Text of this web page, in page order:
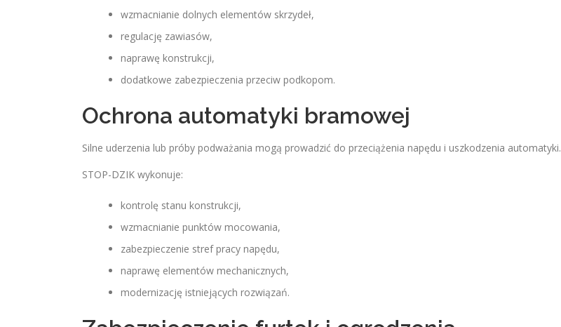
wzmacnianie dolnych elementów skrzydeł,
regulację zawiasów,
naprawę konstrukcji,
dodatkowe zabezpieczenia przeciw podkopom.
Ochrona automatyki bramowej
Silne uderzenia lub próby podważania mogą prowadzić do przeciążenia napędu i uszkodzenia automatyki.
STOP-DZIK wykonuje:
kontrolę stanu konstrukcji,
wzmacnianie punktów mocowania,
zabezpieczenie stref pracy napędu,
naprawę elementów mechanicznych,
modernizację istniejących rozwiązań.